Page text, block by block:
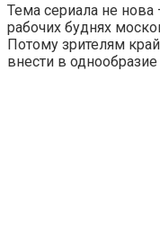
Тема сериала не
рабочих буднях
Потому зрителям
внести в